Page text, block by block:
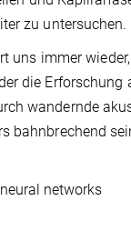
zu untersuchen.
uns immer
die Erforschung
wandernde
bahnbrechend
networks